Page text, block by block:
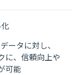
ータに対し、
に、信頼向上や
可能